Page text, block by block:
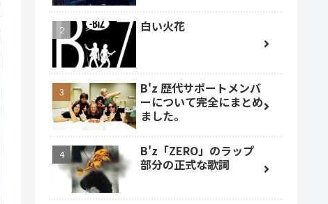
白い火花
B'z 歴代サポートメンバ
ーについて完全にまとめ
ました。
B'z「ZERO」のラップ
部分の正式な歌詞